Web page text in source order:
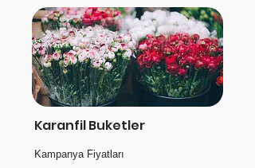
Karanfil Buketler
Kampanya Fiyatları